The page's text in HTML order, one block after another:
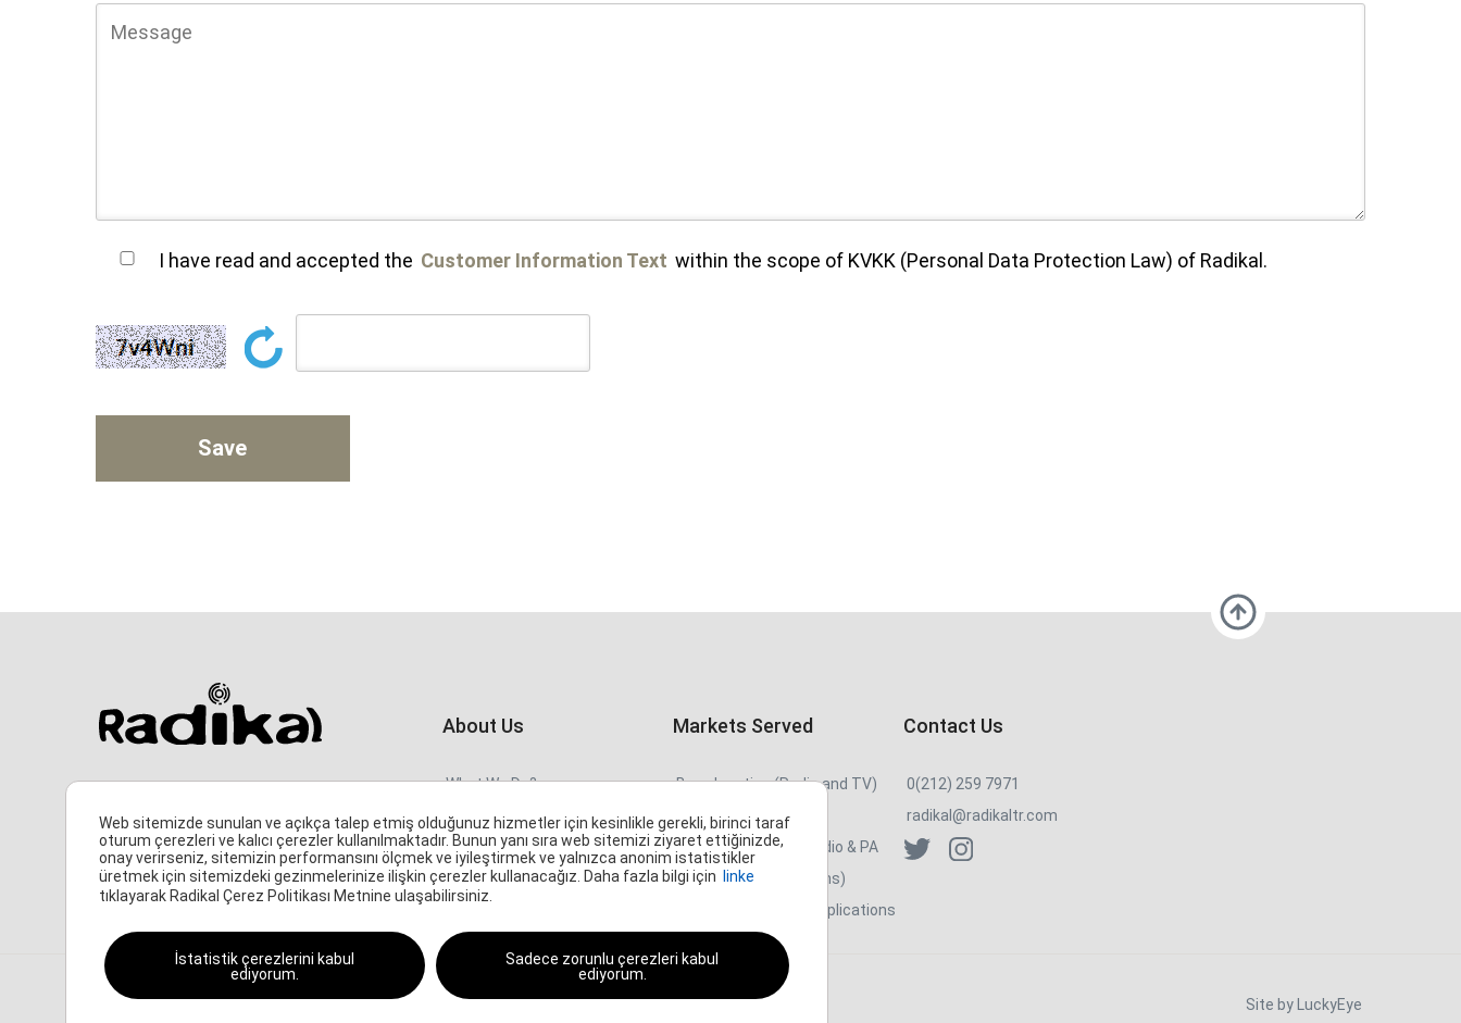
I have read and accepted the Customer Information Text within the scope of KVKK (Personal Data Protection Law) of Radikal.
Ihlamur-Yıldız Cad., Keşşaf Sok., No:4/12, 34353,
MONDAY - FRİDAY
08:30 - 17:30
About Us
What We Do?
Who Are We
Contact
Frequently Asked
Questions(FAQ)
Markets Served
Broadcasting (Radio and TV)
Film/Post Production
Pro/AV Systems - Audio & PA
MI (Studios / Musicians)
Industrial / Special Applications
Contact Us
0(212) 259 7971
radikal@radikaltr.com
© 2024 – Radikal Elektronik San. ve Dış. Tic. Ltd. Şti. | Site by LuckyEye
Web sitemizde sunulan ve açıkça talep etmiş olduğunuz hizmetler için kesinlikle gerekli, birinci taraf
oturum çerezleri ve kalıcı çerezler kullanılmaktadır. Bunun yanı sıra web sitemizi ziyaret ettiğinizde,
onay verirseniz, sitemizin performansını ölçmek ve iyileştirmek ve yalnızca anonim istatistikler
üretmek için sitemizdeki gezinmelerinize ilişkin çerezler kullanacağız. Daha fazla bilgi için
linke
tıklayarak Radikal Çerez Politikası Metnine ulaşabilirsiniz.
İstatistik çerezlerini kabul
ediyorum.
Sadece zorunlu çerezleri kabul
ediyorum.